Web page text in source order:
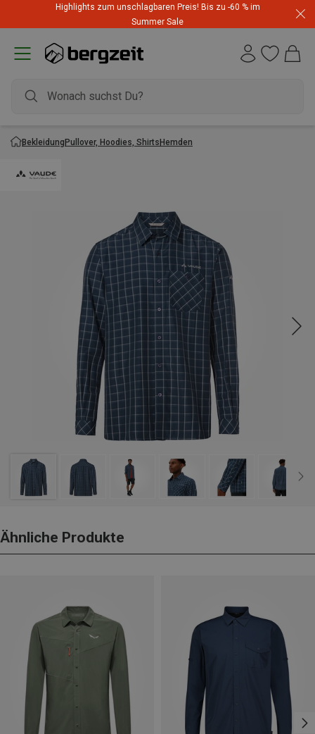
Highlights zum unschlagbaren Preis! Bis zu -60 % im
Summer Sale
BekleidungPullover, Hoodies, ShirtsHemden
Ähnliche Produkte